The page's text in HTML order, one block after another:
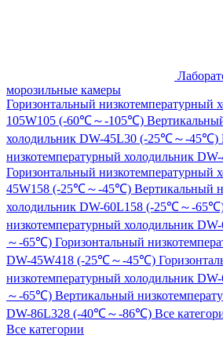
морозильные камеры
Горизонтальный низкотемпературный
105W105 (-60℃～-105℃)
холодильник DW-45L30 (-25℃～-45℃)
низкотемпературный холодильник
Горизонтальный низкотемпературный
45W158 (-25℃～-45℃) Вертикальный
холодильник DW-60L158 (-25℃～-
низкотемпературный холодильник
～-65℃) Горизонтальный
DW-45W418 (-25℃～-45℃)
низкотемпературный холодильник
～-65℃) Вертикальный
DW-86L328 (-40℃～-86℃) Все
Все категории